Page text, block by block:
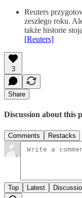
Reuters
zeszłego roku.
także historie
[Reuters]
3
Share
Discussion about this
Comments Restacks
Top Latest